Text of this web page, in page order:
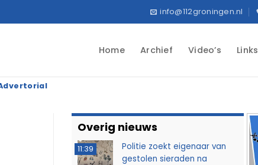
info@112groningen.nl
Home Archief Video’s Links
Overig nieuws
11:39
Politie zoekt eigenaar van
gestolen sieraden na